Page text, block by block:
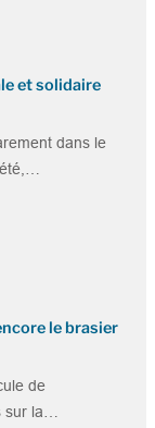
et solidaire
dans le
le brasier
de
la…